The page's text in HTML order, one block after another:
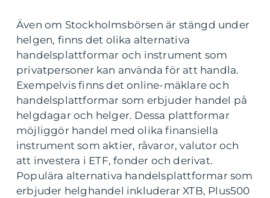
Även om Stockholmsbörsen är stängd under
helgen, finns det olika alternativa
handelsplattformar och instrument som
privatpersoner kan använda för att handla.
Exempelvis finns det online-mäklare och
handelsplattformar som erbjuder handel på
helgdagar och helger. Dessa plattformar
möjliggör handel med olika finansiella
instrument som aktier, råvaror, valutor och
att investera i ETF, fonder och derivat.
Populära alternativa handelsplattformar som
erbjuder helghandel inkluderar XTB, Plus500